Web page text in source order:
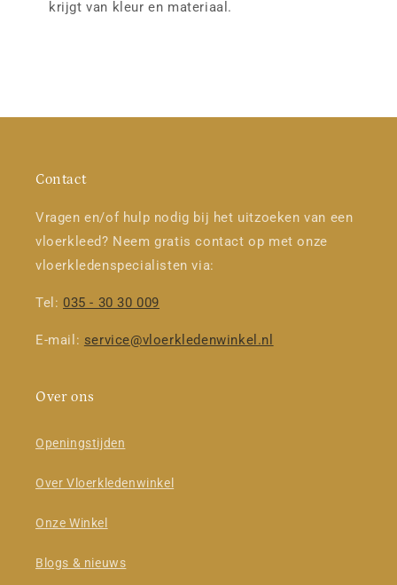
krijgt van kleur en materiaal.
Contact
Vragen en/of hulp nodig bij het uitzoeken van een
vloerkleed? Neem gratis contact op met onze
vloerkledenspecialisten via:
Tel: 035 - 30 30 009
E-mail: service@vloerkledenwinkel.nl
Over ons
Openingstijden
Over Vloerkledenwinkel
Onze Winkel
Blogs & nieuws